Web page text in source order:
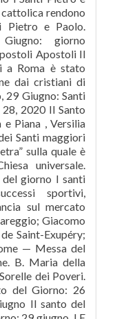
rendono
Pietro e Paolo.
giorno
Apostoli Il
a Roma è stato
dai cristiani di
29 Giugno: Santi
2020 Il Santo
Piana , Versilia
Santi maggiori
sulla quale è
universale.
giorno I santi
sportivi,
sul mercato
Giacomo
Saint-Exupéry;
— Messa del
B. Maria della
dei Poveri.
del Giorno: 26
Il santo del